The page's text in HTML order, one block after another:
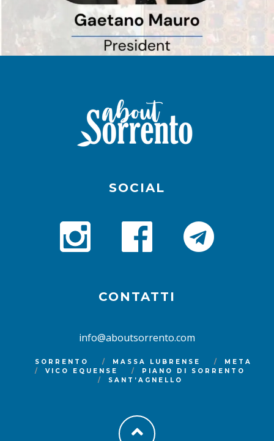
SOCIAL
CONTATTI
info@aboutsorrento.com
SORRENTO MASSA LUBRENSE
META
VICO EQUENSE
PIANO DI SORRENTO
SANT’AGNELLO